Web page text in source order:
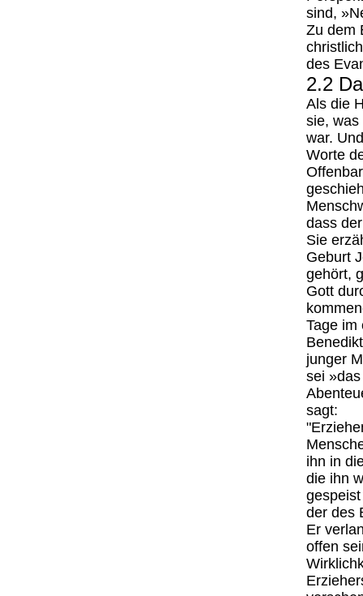
sind,
Zu dem
des
2.2
Als die
sie, was
war.
Worte
dass
Sie
Geburt
gehört,
Gott
Tage im
junger
sei
sagt:
ihn in
die ihn
der des
Er
offen